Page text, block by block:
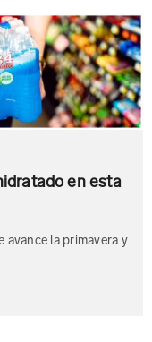
en esta
avance la primavera y